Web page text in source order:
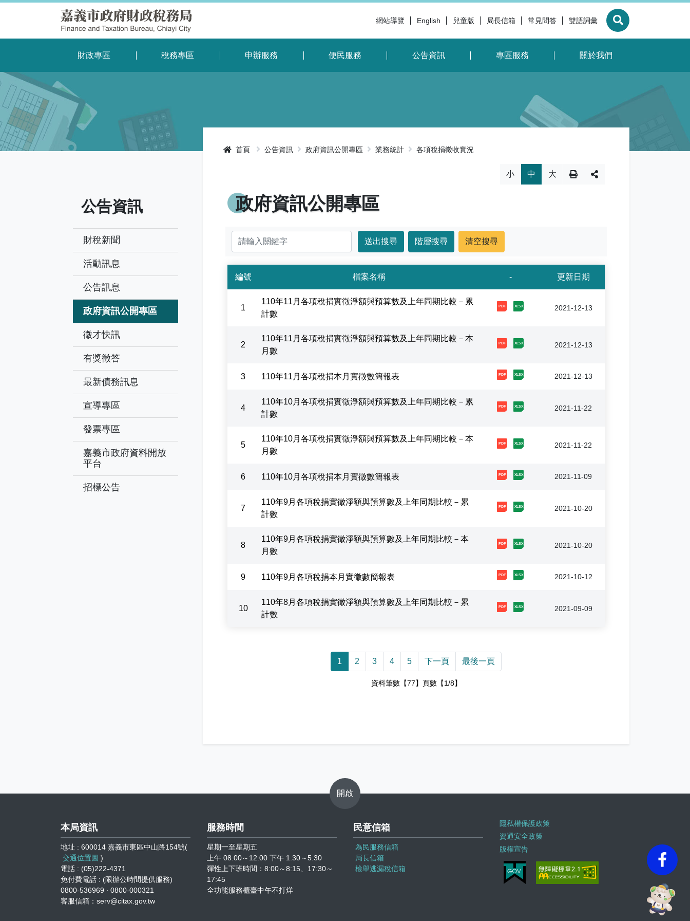
網站導覽 English 兒童版 局長信箱 常見問答 雙語詞彙
展開搜尋
財政專區 稅務專區 申辦服務 便民服務 公告資訊 專區服務 關於我們
公告資訊
財稅新聞
活動訊息
公告訊息
政府資訊公開專區
徵才快訊
有獎徵答
最新債務訊息
宣導專區
發票專區
嘉義市政府資料開放
平台
招標公告
首頁 公告資訊 政府資訊公開專區 業務統計 各項稅捐徵收實況
小 中 大
政府資訊公開專區
編號 檔案名稱 - 更新日期
1
110年11月各項稅捐實徵淨額與預算數及上年同期比較－累
計數
[1, 20211213100249770903563.pdf]
[2, 20211213100249786533230.xlsx]
2021-12-13
2
110年11月各項稅捐實徵淨額與預算數及上年同期比較－本
月數
[1, 20211213095714716226066.pdf]
[2, 20211213095714731879615.xlsx]
2021-12-13
3 110年11月各項稅捐本月實徵數簡報表 [1, 20211213094111788449720.pdf]
[2, 20211213094111804066797.xlsx]
2021-12-13
4
110年10月各項稅捐實徵淨額與預算數及上年同期比較－累
計數
[1, 20211122134444963098775.pdf]
[2, 20211122134444978726392.xlsx]
2021-11-22
5
110年10月各項稅捐實徵淨額與預算數及上年同期比較－本
月數
[1, 20211122134359525145140.pdf]
[2, 20211122134359540725092.xlsx]
2021-11-22
6 110年10月各項稅捐本月實徵數簡報表 [1, 20211109093406486772260.pdf]
[2, 20211109093406486772060.xlsx]
2021-11-09
7
110年9月各項稅捐實徵淨額與預算數及上年同期比較－累
計數
[1, 20211020084929146204127.pdf]
[2, 20211020084929161816518.xlsx]
2021-10-20
8
110年9月各項稅捐實徵淨額與預算數及上年同期比較－本
月數
[1, 20211020084837613826445.pdf]
[2, 20211020084837629398352.xlsx]
2021-10-20
9 110年9月各項稅捐本月實徵數簡報表 [1, 20211012095557094017211.pdf]
[2, 20211012095557109686582.xlsx]
2021-10-12
10
110年8月各項稅捐實徵淨額與預算數及上年同期比較－累
計數
[1, 20210909140705549624379.pdf]
[2, 20210909140705565252925.xlsx]
2021-09-09
1 2 3 4 5 下一頁 最後一頁
資料筆數【77】頁數【1/8】
開啟
本局資訊
地址 : 600014 嘉義市東區中山路154號(
交通位置圖 )
電話 : (05)222-4371
免付費電話 : (限辦公時間提供服務)
0800-536969 ‧ 0800-000321
客服信箱：serv@citax.gov.tw
服務時間
星期一至星期五
上午 08:00～12:00 下午 1:30～5:30
彈性上下班時間：8:00～8:15、17:30～
17:45
全功能服務櫃臺中午不打烊
民意信箱
為民服務信箱
局長信箱
檢舉逃漏稅信箱
隱私權保護政策
資通安全政策
版權宣告